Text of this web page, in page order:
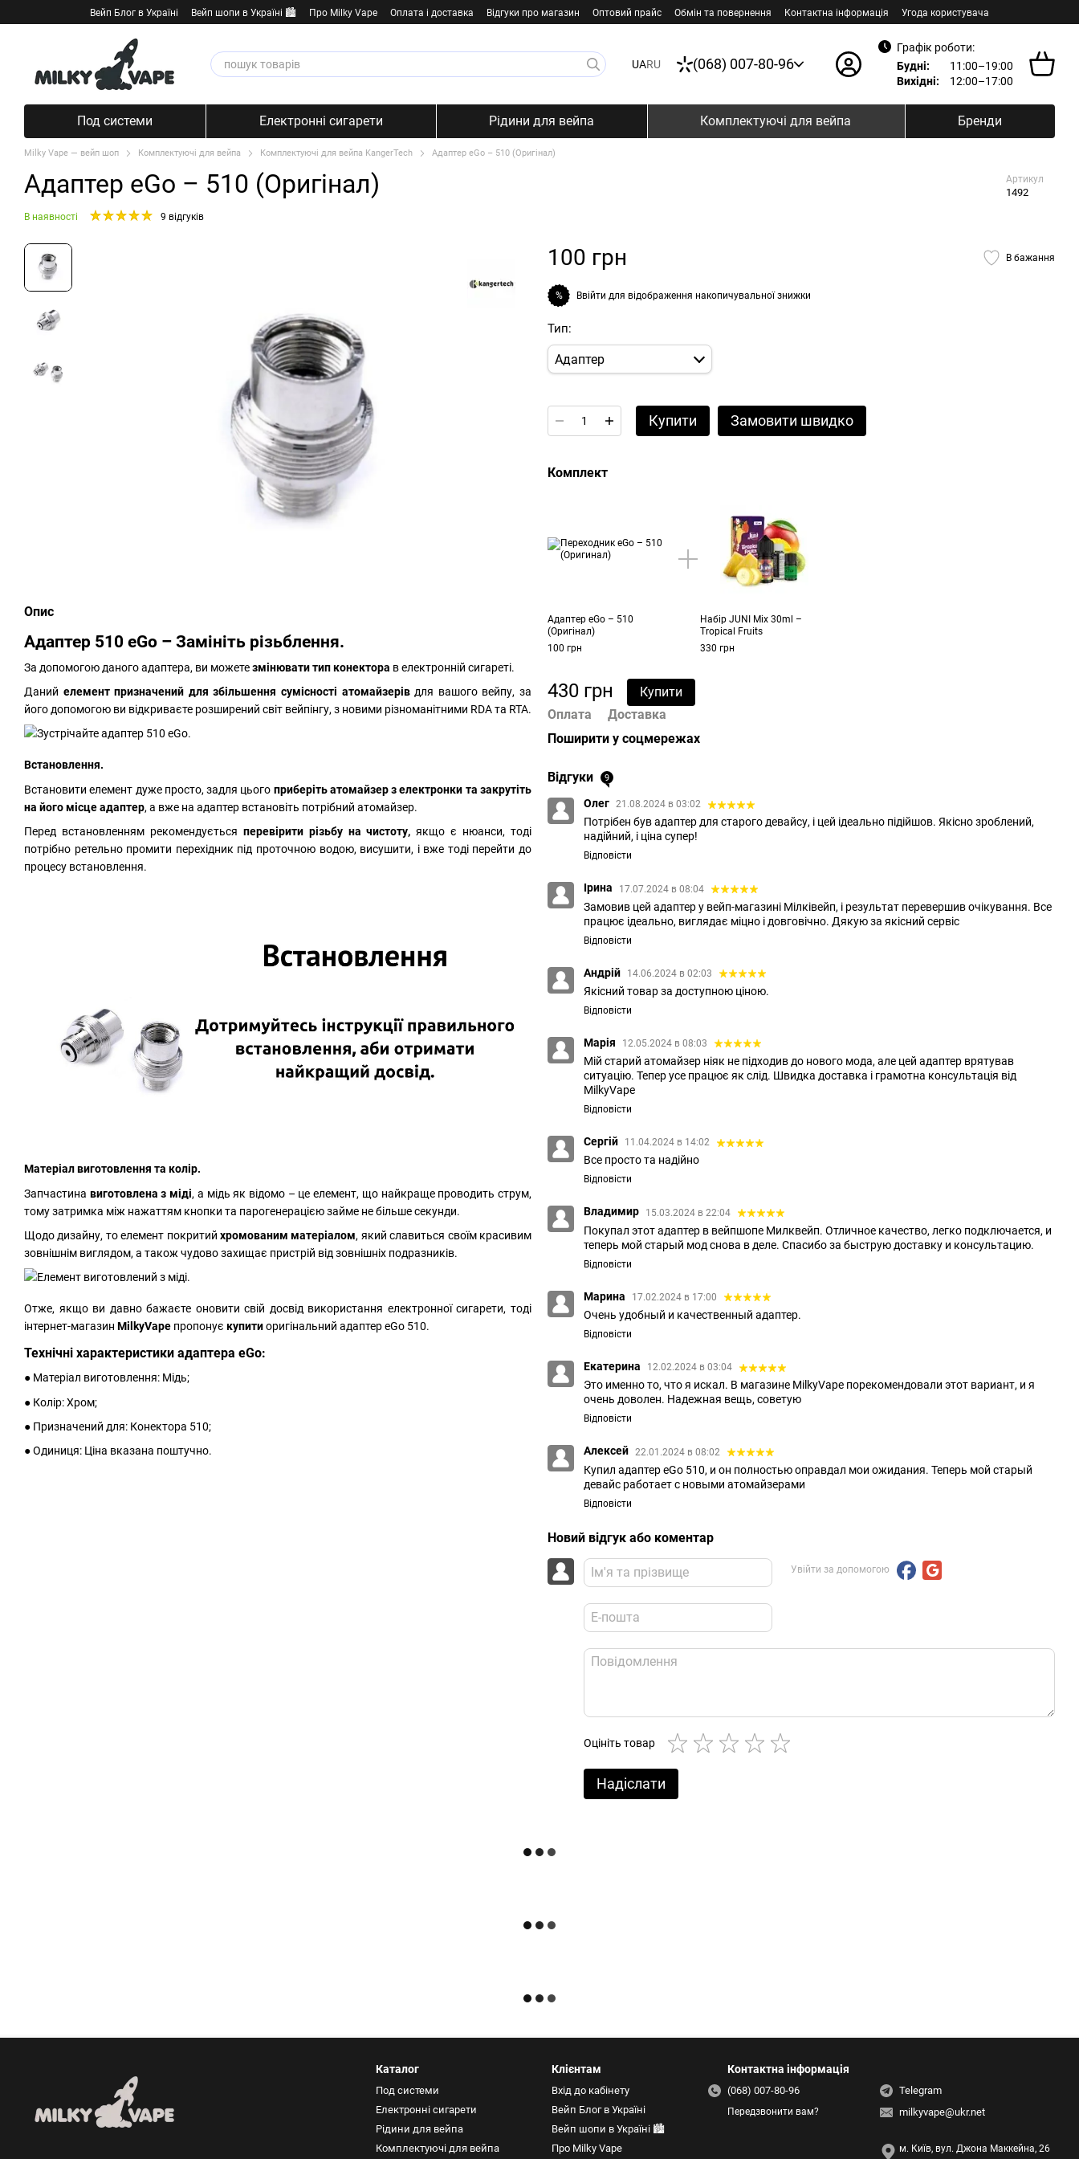
Перейти к основному контенту
Вейп Блог в Україні Вейп шопи в Україні 🏙️ Про Milky Vape Оплата і доставка Відгуки про магазин Оптовий прайс Обмін та повернення Контактна інформація Угода користувача
UARU (068) 007-80-96
Графік роботи:
Будні:
11:00–19:00
Вихідні:
12:00–17:00
Под системи Електронні сигарети Рідини для вейпа Комплектуючі для вейпа Бренди
Milky Vape — вейп шоп Комплектуючі для вейпа Комплектуючі для вейпа KangerTech Адаптер eGo – 510 (Оригінал)
Адаптер eGo – 510 (Оригінал) Артикул
1492
В наявності 9 відгуків
Опис
Адаптер 510 eGo – Замініть різьблення.
За допомогою даного адаптера, ви можетезмінювати тип конектора в електронній сигареті.
Даний елемент призначений для збільшення сумісності атомайзерівдля вашого вейпу, за
його допомогою ви відкриваєте розширений світ вейпінгу, з новими різноманітними RDA та RTA.
Встановлення.
Встановити елемент дуже просто, задля цього приберіть атомайзер з електронки та закрутіть
на його місце адаптер, а вже на адаптер встановіть потрібний атомайзер.
Перед встановленням рекомендується перевірити різьбу на чистоту, якщо є нюанси, тоді
потрібно ретельно промити перехідник під проточною водою, висушити, і вже тоді перейти до
процесу встановлення.
Матеріал виготовлення та колір.
Запчастина виготовлена з міді, а мідь як відомо – це елемент, що найкраще проводить струм,
тому затримка між нажаттям кнопки та парогенерацією займе не більше секунди.
Щодо дизайну, то елемент покритий хромованим матеріалом, який славиться своїм красивим
зовнішнім виглядом, а також чудово захищає пристрій від зовнішніх подразників.
Отже, якщо ви давно бажаєте оновити свій досвід використання електронної сигарети, тоді
інтернет-магазин MilkyVape пропонує купитиоригінальний адаптер eGo 510.
Технічні характеристики адаптера eGo:
● Матеріал виготовлення: Мідь;
● Колір: Хром;
● Призначений для: Конектора 510;
● Одиниця: Ціна вказана поштучно.
100 грн В бажання
% Ввійти для відображення накопичувальної знижки
Тип:
Адаптер
Купити Замовити швидко
Комплект
Адаптер eGo – 510
(Оригінал)
100 грн
Набір JUNI Mix 30ml –
Tropical Fruits
330 грн
430 грн
Купити
Оплата
Доставка
Поширити у соцмережах
Відгуки 9
Олег 21.08.2024 в 03:02
Потрібен був адаптер для старого девайсу, і цей ідеально підійшов. Якісно зроблений,
надійний, і ціна супер!
Відповісти
Ірина 17.07.2024 в 08:04
Замовив цей адаптер у вейп-магазині Мілківейп, і результат перевершив очікування. Все
працює ідеально, виглядає міцно і довговічно. Дякую за якісний сервіс
Відповісти
Андрій 14.06.2024 в 02:03
Якісний товар за доступною ціною.
Відповісти
Марія 12.05.2024 в 08:03
Мій старий атомайзер ніяк не підходив до нового мода, але цей адаптер врятував
ситуацію. Тепер усе працює як слід. Швидка доставка і грамотна консультація від
MilkyVape
Відповісти
Сергій 11.04.2024 в 14:02
Все просто та надійно
Відповісти
Владимир 15.03.2024 в 22:04
Покупал этот адаптер в вейпшопе Милквейп. Отличное качество, легко подключается, и
теперь мой старый мод снова в деле. Спасибо за быструю доставку и консультацию.
Відповісти
Марина 17.02.2024 в 17:00
Очень удобный и качественный адаптер.
Відповісти
Екатерина 12.02.2024 в 03:04
Это именно то, что я искал. В магазине MilkyVape порекомендовали этот вариант, и я
очень доволен. Надежная вещь, советую
Відповісти
Алексей 22.01.2024 в 08:02
Купил адаптер eGo 510, и он полностью оправдал мои ожидания. Теперь мой старый
девайс работает с новыми атомайзерами
Відповісти
Новий відгук або коментар
Увійти за допомогою
Оцініть товар
Надіслати
Каталог
Под системи
Електронні сигарети
Рідини для вейпа
Комплектуючі для вейпа
Клієнтам
Вхід до кабінету
Вейп Блог в Україні
Вейп шопи в Україні 🏙️
Про Milky Vape
Контактна інформація
(068) 007-80-96
Передзвонити вам?
Telegram
milkyvape@ukr.net
м. Київ, вул. Джона Маккейна, 26